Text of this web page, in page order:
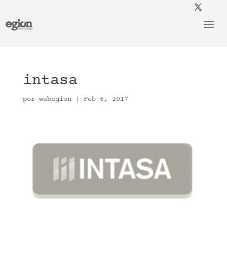
intasa
por webegion| Feb 6, 2017